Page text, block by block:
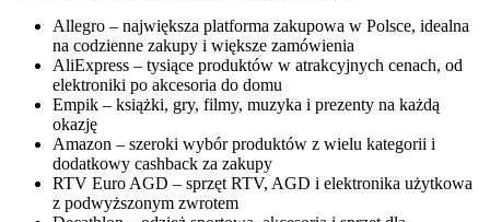
Allegro – największa platforma zakupowa w Polsce, idealna
na codzienne zakupy i większe zamówienia
AliExpress – tysiące produktów w atrakcyjnych cenach, od
elektroniki po akcesoria do domu
Empik – książki, gry, filmy, muzyka i prezenty na każdą
okazję
Amazon – szeroki wybór produktów z wielu kategorii i
dodatkowy cashback za zakupy
RTV Euro AGD – sprzęt RTV, AGD i elektronika użytkowa
z podwyższonym zwrotem